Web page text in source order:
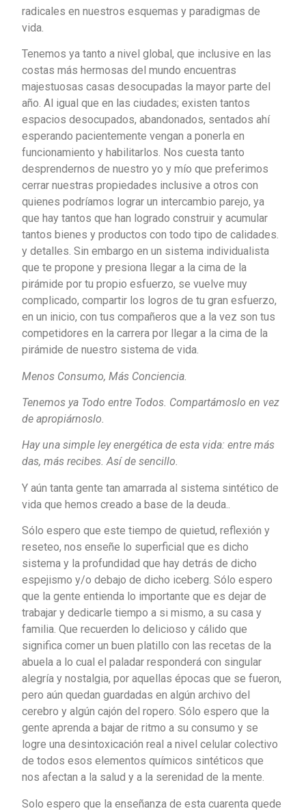
radicales en nuestros esquemas y paradigmas de
vida.
Tenemos ya tanto a nivel global, que inclusive en las
costas más hermosas del mundo encuentras
majestuosas casas desocupadas la mayor parte del
año. Al igual que en las ciudades; existen tantos
espacios desocupados, abandonados, sentados ahí
esperando pacientemente vengan a ponerla en
funcionamiento y habilitarlos. Nos cuesta tanto
desprendernos de nuestro yo y mío que preferimos
cerrar nuestras propiedades inclusive a otros con
quienes podríamos lograr un intercambio parejo, ya
que hay tantos que han logrado construir y acumular
tantos bienes y productos con todo tipo de calidades.
y detalles. Sin embargo en un sistema individualista
que te propone y presiona llegar a la cima de la
pirámide por tu propio esfuerzo, se vuelve muy
complicado, compartir los logros de tu gran esfuerzo,
en un inicio, con tus compañeros que a la vez son tus
competidores en la carrera por llegar a la cima de la
pirámide de nuestro sistema de vida.
Menos Consumo, Más Conciencia.
Tenemos ya Todo entre Todos. Compartámoslo en vez
de apropiárnoslo.
Hay una simple ley energética de esta vida: entre más
das, más recibes. Así de sencillo.
Y aún tanta gente tan amarrada al sistema sintético de
vida que hemos creado a base de la deuda..
Sólo espero que este tiempo de quietud, reflexión y
reseteo, nos enseñe lo superficial que es dicho
sistema y la profundidad que hay detrás de dicho
espejismo y/o debajo de dicho iceberg. Sólo espero
que la gente entienda lo importante que es dejar de
trabajar y dedicarle tiempo a si mismo, a su casa y
familia. Que recuerden lo delicioso y cálido que
significa comer un buen platillo con las recetas de la
abuela a lo cual el paladar responderá con singular
alegría y nostalgia, por aquellas épocas que se fueron,
pero aún quedan guardadas en algún archivo del
cerebro y algún cajón del ropero. Sólo espero que la
gente aprenda a bajar de ritmo a su consumo y se
logre una desintoxicación real a nivel celular colectivo
de todos esos elementos químicos sintéticos que
nos afectan a la salud y a la serenidad de la mente.
Solo espero que la enseñanza de esta cuarenta quede